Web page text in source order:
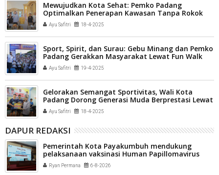
Mewujudkan Kota Sehat: Pemko Padang
Optimalkan Penerapan Kawasan Tanpa Rokok
Ayu Safitri 18-4-2025
Sport, Spirit, dan Surau: Gebu Minang dan Pemko
Padang Gerakkan Masyarakat Lewat Fun Walk
BOM Run 2025
Ayu Safitri 19-4-2025
Gelorakan Semangat Sportivitas, Wali Kota
Padang Dorong Generasi Muda Berprestasi Lewat
Bulu Tangkis
Ayu Safitri 18-4-2025
DAPUR REDAKSI
Pemerintah Kota Payakumbuh mendukung
pelaksanaan vaksinasi Human Papillomavirus
(HPV) bagi aparatur sipil negara (ASN) dan
masyarakat
Ryan Permana 6-8-2026